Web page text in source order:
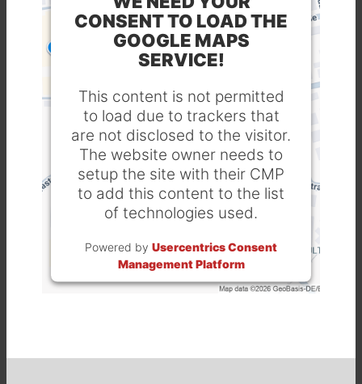
CONSENT TO LOAD THE
GOOGLE MAPS
SERVICE!
This content is not permitted
to load due to trackers that
are not disclosed to the visitor.
The website owner needs to
setup the site with their CMP
to add this content to the list
of technologies used.
Powered by Usercentrics Consent
Management Platform